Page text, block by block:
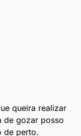
queira realizar
de gozar posso
de perto.